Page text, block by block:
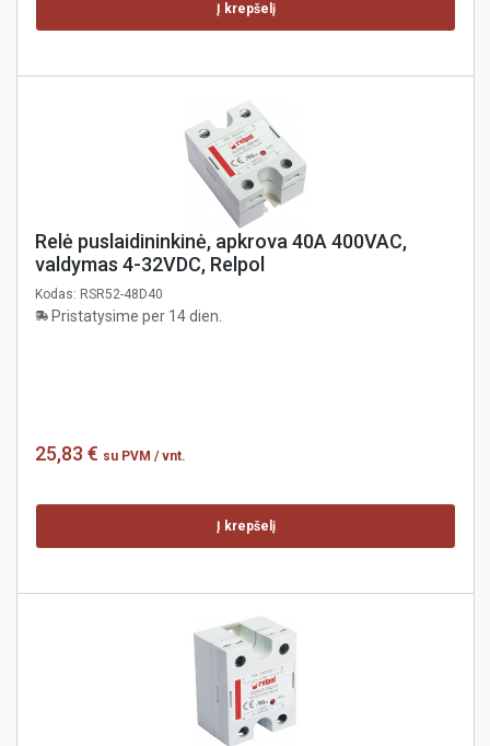
Į krepšelį
Relė puslaidininkinė, apkrova 40A 400VAC,
valdymas 4-32VDC, Relpol
Kodas: RSR52-48D40
Pristatysime per 14 dien.
25,83 € su PVM / vnt.
Į krepšelį